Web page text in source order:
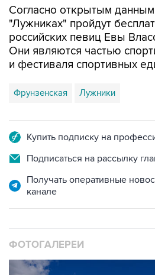
Согласно открытым
"Лужниках" пройдут
российских певиц Евы
Они являются частью
и фестиваля спортивных
Фрунзенская Лужники
Купить подписку на
Подписаться на рассылку
Получать оперативные
канале
ФОТОГАЛЕРЕИ